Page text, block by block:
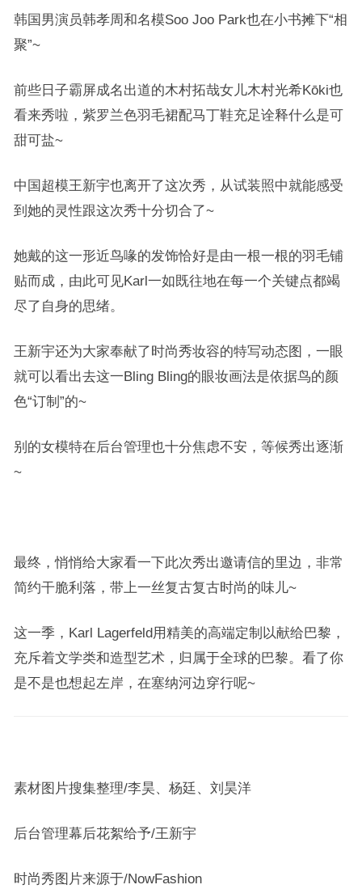
韩国男演员韩孝周和名模Soo Joo Park也在小书摊下“相
聚”~
前些日子霸屏成名出道的木村拓哉女儿木村光希Kōki也
看来秀啦，紫罗兰色羽毛裙配马丁鞋充足诠释什么是可
甜可盐~
中国超模王新宇也离开了这次秀，从试装照中就能感受
到她的灵性跟这次秀十分切合了~
她戴的这一形近鸟喙的发饰恰好是由一根一根的羽毛铺
贴而成，由此可见Karl一如既往地在每一个关键点都竭
尽了自身的思绪。
王新宇还为大家奉献了时尚秀妆容的特写动态图，一眼
就可以看出去这一Bling Bling的眼妆画法是依据鸟的颜
色“订制”的~
别的女模特在后台管理也十分焦虑不安，等候秀出逐渐
~
最终，悄悄给大家看一下此次秀出邀请信的里边，非常
简约干脆利落，带上一丝复古复古时尚的味儿~
这一季，Karl Lagerfeld用精美的高端定制以献给巴黎，
充斥着文学类和造型艺术，归属于全球的巴黎。看了你
是不是也想起左岸，在塞纳河边穿行呢~
素材图片搜集整理/李昊、杨廷、刘昊洋
后台管理幕后花絮给予/王新宇
时尚秀图片来源于/NowFashion